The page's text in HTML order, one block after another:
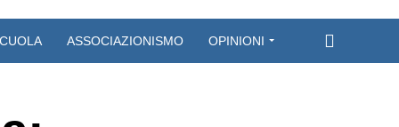
ASSOCIAZIONISMO OPINIONI